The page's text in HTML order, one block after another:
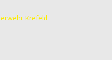
Krefeld